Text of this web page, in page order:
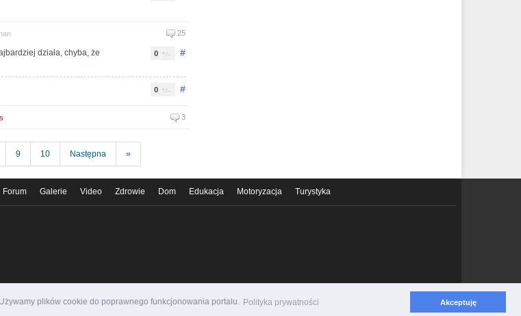
plików cookie do poprawnego funkcjonowania portalu. Polityka prywatności Akceptuję
25
#
0
działa, chyba, że
#
0
3
9 10 Następna »
Forum Galerie Video Zdrowie Dom Edukacja Motoryzacja Turystyka
Polityka prywatności